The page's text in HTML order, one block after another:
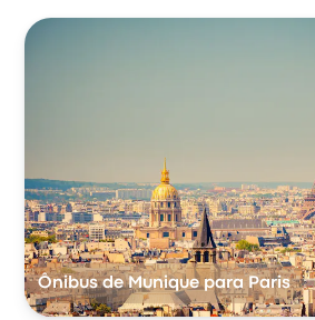
Ônibus de Munique para Paris